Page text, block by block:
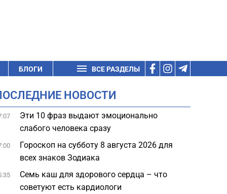
БЛОГИ ВСЕ РАЗДЕЛЫ
НОВОСТИ
Эти 10 фраз выдают эмоционально
слабого человека сразу
Гороскоп на субботу 8 августа 2026 для
всех знаков Зодиака
Семь каш для здорового сердца – что
советуют есть кардиологи